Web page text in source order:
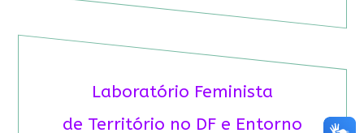
Laboratório Feminista
de Território no DF e Entorno